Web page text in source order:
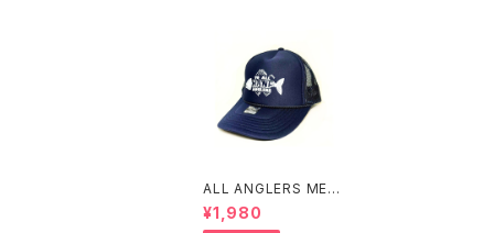
ALL ANGLERS MESH
TRUCKER CAP(NAV
Y)
¥1,980